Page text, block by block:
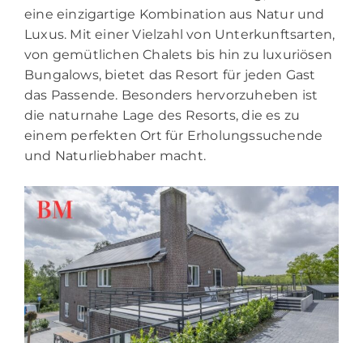
eine einzigartige Kombination aus Natur und
Luxus. Mit einer Vielzahl von Unterkunftsarten,
von gemütlichen Chalets bis hin zu luxuriösen
Bungalows, bietet das Resort für jeden Gast
das Passende. Besonders hervorzuheben ist
die naturnahe Lage des Resorts, die es zu
einem perfekten Ort für Erholungssuchende
und Naturliebhaber macht.